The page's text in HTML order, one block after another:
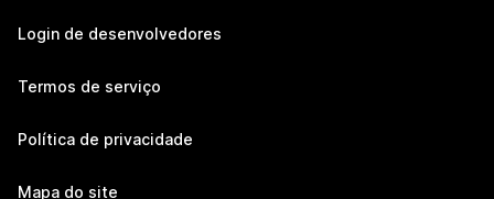
Login de desenvolvedores
Termos de serviço
Política de privacidade
Mapa do site